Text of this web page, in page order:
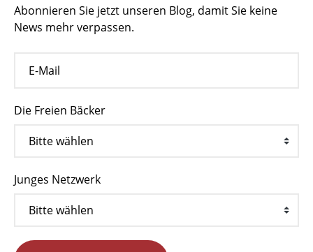
Abonnieren Sie jetzt unseren Blog, damit Sie keine
News mehr verpassen.
Die Freien Bäcker
Junges Netzwerk